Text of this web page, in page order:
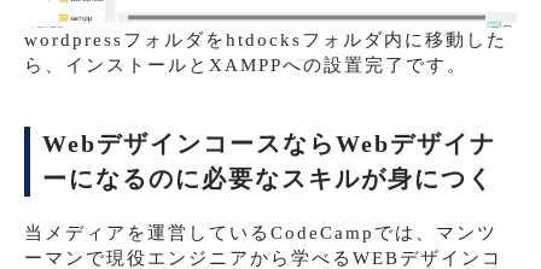
wordpressフォルダをhtdocksフォルダ内に移動した
ら、インストールとXAMPPへの設置完了です。
WebデザインコースならWebデザイナ
ーになるのに必要なスキルが身につく
当メディアを運営しているCodeCampでは、マンツ
ーマンで現役エンジニアから学べるWEBデザインコ